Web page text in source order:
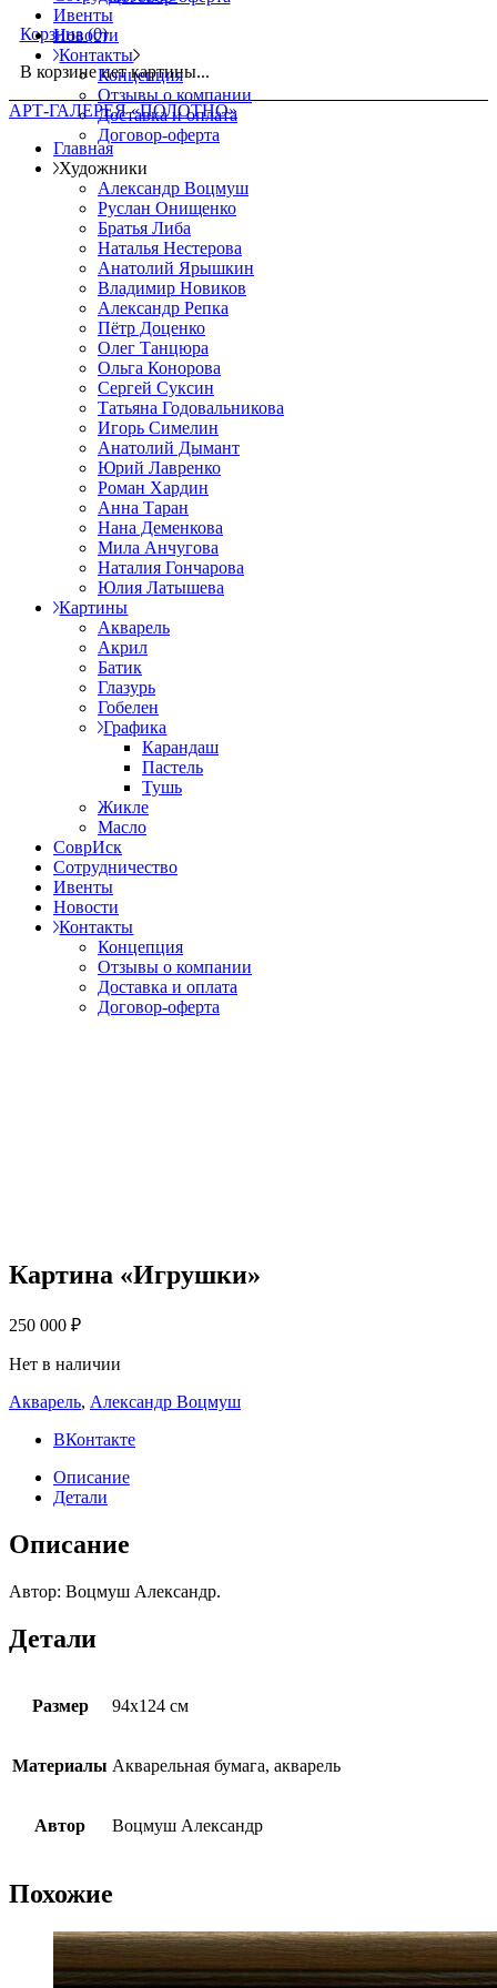
Корзина (0)
В корзине нет картины...
АРТ-ГАЛЕРЕЯ «ПОЛОТНО»
Главная
Художники
Александр Воцмуш
Руслан Онищенко
Братья Либа
Наталья Нестерова
Анатолий Ярышкин
Владимир Новиков
Александр Репка
Пётр Доценко
Олег Танцюра
Ольга Конорова
Сергей Суксин
Татьяна Годовальникова
Игорь Симелин
Анатолий Дымант
Юрий Лавренко
Роман Хардин
Анна Таран
Нана Деменкова
Мила Анчугова
Наталия Гончарова
Юлия Латышева
Картины
Акварель
Акрил
Батик
Глазурь
Гобелен
Графика
Карандаш
Пастель
Тушь
Жикле
Масло
СоврИск
Сотрудничество
Ивенты
Новости
Контакты
Концепция
Отзывы о компании
Доставка и оплата
Договор-оферта
Ивенты
Новости
Контакты
Концепция
Отзывы о компании
Доставка и оплата
Договор-оферта
Картина «Игрушки»
250 000 ₽
Нет в наличии
Акварель, Александр Воцмуш
ВКонтакте
Описание
Детали
Описание
Автор: Воцмуш Александр.
Детали
Размер 94х124 см
Материалы Акварельная бумага, акварель
Автор Воцмуш Александр
Похожие